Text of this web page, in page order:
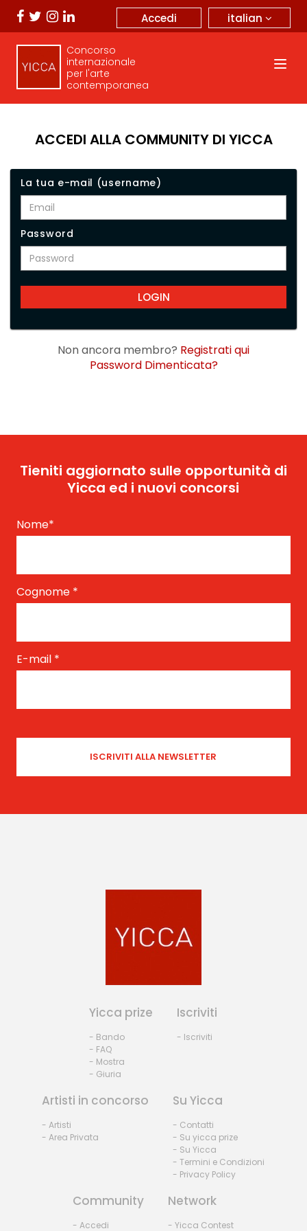
italian
Accedi
Concorso
internazionale
per l'arte
contemporanea
ACCEDI ALLA COMMUNITY DI YICCA
La tua e-mail (username)
Password
Non ancora membro? Registrati qui
Password Dimenticata?
Tieniti aggiornato sulle opportunità di
Yicca ed i nuovi concorsi
Nome*
Cognome *
E-mail *
Yicca prize
- Bando
- FAQ
- Mostra
- Giuria
Iscriviti
- Iscriviti
Artisti in concorso
- Artisti
- Area Privata
Su Yicca
- Contatti
- Su yicca prize
- Su Yicca
- Termini e Condizioni
- Privacy Policy
Community
- Accedi
Network
- Yicca Contest